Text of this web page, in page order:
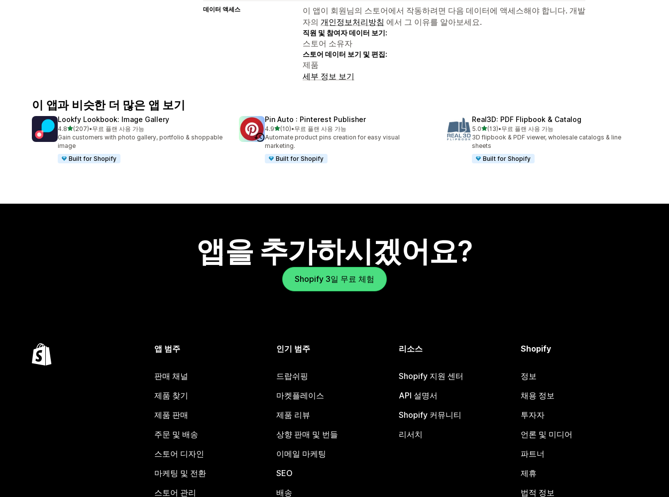
데이터 액세스
이 앱이 회원님의 스토어에서 작동하려면 다음 데이터에 액세스해야 합니다. 개발
자의 개인정보처리방침 에서 그 이유를 알아보세요.
직원 및 참여자 데이터 보기:
스토어 소유자
스토어 데이터 보기 및 편집:
제품
세부 정보 보기
이 앱과 비슷한 더 많은 앱 보기
Lookfy Lookbook: Image Gallery
4.8별 5개 중
(207)
총 리뷰 207개
•무료 플랜 사용 가능
Gain customers with photo gallery, portfolio & shoppable
image
Built for Shopify
Pin Auto : Pinterest Publisher
4.9별 5개 중
(10)
총 리뷰 10개
•무료 플랜 사용 가능
Automate product pins creation for easy visual
marketing.
Built for Shopify
Real3D: PDF Flipbook & Catalog
5.0별 5개 중
(13)
총 리뷰 13개
•무료 플랜 사용 가능
3D flipbook & PDF viewer, wholesale catalogs & line
sheets
Built for Shopify
앱을 추가하시겠어요?
Shopify 3일 무료 체험
앱 범주
판매 채널
제품 찾기
제품 판매
주문 및 배송
스토어 디자인
마케팅 및 전환
스토어 관리
인기 범주
드랍쉬핑
마켓플레이스
제품 리뷰
상향 판매 및 번들
이메일 마케팅
SEO
배송
리소스
Shopify 지원 센터
API 설명서
Shopify 커뮤니티
리서치
Shopify
정보
채용 정보
투자자
언론 및 미디어
파트너
제휴
법적 정보